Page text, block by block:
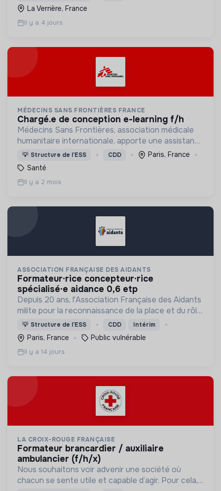
citoyenneté et faire vivre la Laïcité.
La Verrière, France
Il y a 4 jours
MÉDECINS SANS FRONTIÈRES FRANCE
chargé.e de conception e-learning f/h
Médecins Sans Frontières, association médicale
humanitaire internationale, apporte une assistance
médicale à des populations dont la vie est
menacée.
💡 Structure de l’ESS CDD
Paris, France
Santé
Il y a 2 mois
ASSOCIATION FRANÇAISE DES AIDANTS
formateur·rice concepteur·rice
spécialisé·e aidance 0,6 etp
Depuis 20 ans, l'Association Française des Aidants
milite pour la reconnaissance de la place et du rôle
des proches aidants dans la société.
💡 Structure de l’ESS CDD Intérim
Paris, France Public vulnérable
Il y a 14 jours
LA CROIX-ROUGE FRANÇAISE
formateur brancardier / auxiliaire
ambulancier (f/h/x)
Nous souhaitons voir advenir une société où
chacun se sente utile et capable d’agir. Pour cela,